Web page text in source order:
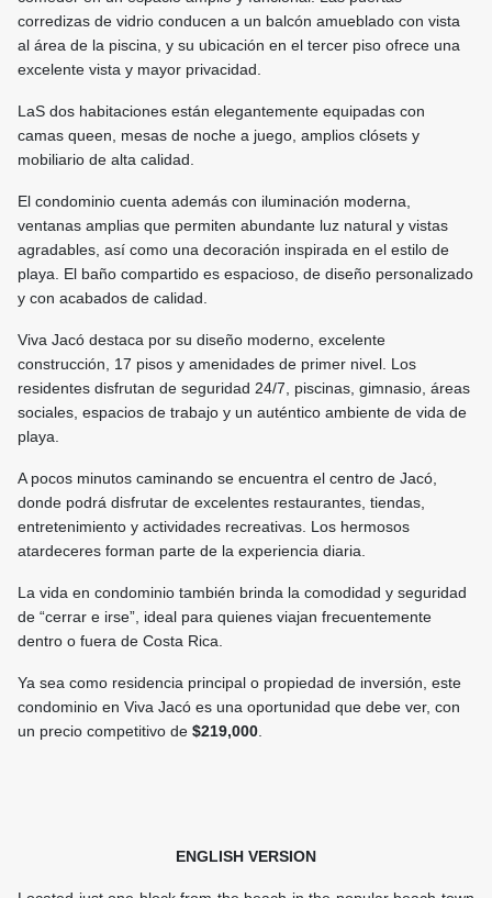
corredizas de vidrio conducen a un balcón amueblado con vista
al área de la piscina, y su ubicación en el tercer piso ofrece una
excelente vista y mayor privacidad.
LaS dos habitaciones están elegantemente equipadas con
camas queen, mesas de noche a juego, amplios clósets y
mobiliario de alta calidad.
El condominio cuenta además con iluminación moderna,
ventanas amplias que permiten abundante luz natural y vistas
agradables, así como una decoración inspirada en el estilo de
playa. El baño compartido es espacioso, de diseño personalizado
y con acabados de calidad.
Viva Jacó destaca por su diseño moderno, excelente
construcción, 17 pisos y amenidades de primer nivel. Los
residentes disfrutan de seguridad 24/7, piscinas, gimnasio, áreas
sociales, espacios de trabajo y un auténtico ambiente de vida de
playa.
A pocos minutos caminando se encuentra el centro de Jacó,
donde podrá disfrutar de excelentes restaurantes, tiendas,
entretenimiento y actividades recreativas. Los hermosos
atardeceres forman parte de la experiencia diaria.
La vida en condominio también brinda la comodidad y seguridad
de “cerrar e irse”, ideal para quienes viajan frecuentemente
dentro o fuera de Costa Rica.
Ya sea como residencia principal o propiedad de inversión, este
condominio en Viva Jacó es una oportunidad que debe ver, con
un precio competitivo de $219,000.
ENGLISH VERSION